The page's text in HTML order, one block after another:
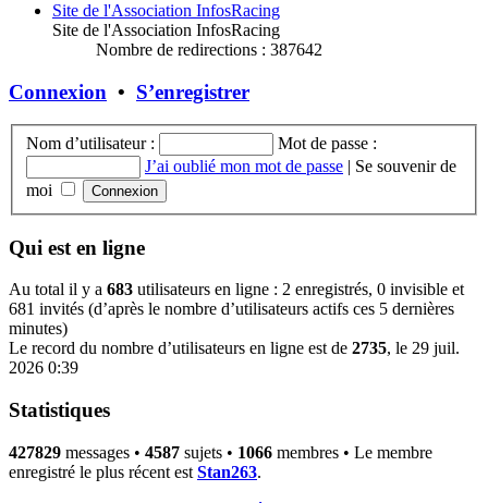
Site de l'Association InfosRacing
Site de l'Association InfosRacing
Nombre de redirections : 387642
Connexion • S’enregistrer
Nom d’utilisateur :
Mot de passe :
J’ai oublié mon mot de passe | Se souvenir de
moi
Qui est en ligne
Au total il y a 683 utilisateurs en ligne : 2 enregistrés, 0 invisible et
681 invités (d’après le nombre d’utilisateurs actifs ces 5 dernières
minutes)
Le record du nombre d’utilisateurs en ligne est de 2735, le 29 juil.
2026 0:39
Statistiques
427829 messages • 4587 sujets • 1066 membres • Le membre
enregistré le plus récent est Stan263.